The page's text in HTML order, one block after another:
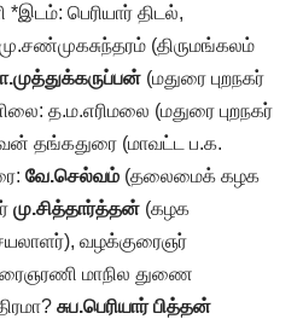
பெரியார் திடல்,
(திருமங்கலம்
(மதுரை புறநகர்
த.ம.எரிமலை (மதுரை புறநகர்
தங்கதுரை (மாவட்ட ப.க.
வே.செல்வம் (தலைமைக் கழக
மு.சித்தார்த்தன் (கழக
வழக்குரைஞர்
மாநில துணை
சுப.பெரியார் பித்தன்